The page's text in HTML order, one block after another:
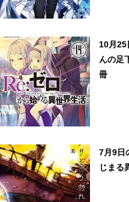
10月25
んの足
冊
7月9日
じまる